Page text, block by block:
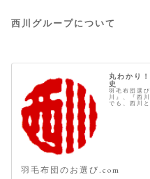
西川グループについて
丸わかり
史
羽毛布団選
川』、『西
でも、西川
羽毛布団のお選び.com